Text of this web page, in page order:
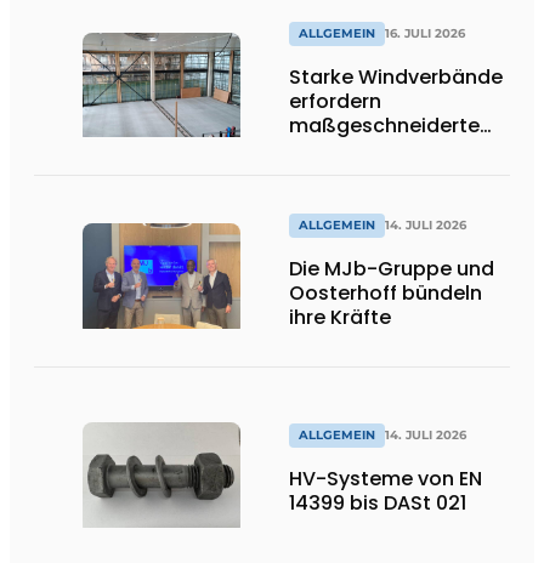
ALLGEMEIN 16. JULI 2026
Starke Windverbände
erfordern
maßgeschneiderte
ALLGEMEIN 14. JULI 2026
Die MJb-Gruppe und
Oosterhoff bündeln
ihre Kräfte
ALLGEMEIN 14. JULI 2026
HV-Systeme von EN
14399 bis DASt 021